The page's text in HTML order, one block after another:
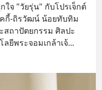
จ "วัยรุ่น" กับโปรเจ็กต์
กี้-ถิรวัฒน์ น้อยทับทิม
ถาปัตยกรรม ศิลปะ
ยีพระจอมเกล้าเจ้